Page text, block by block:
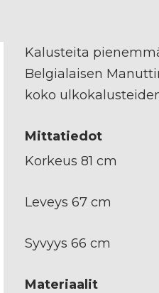
Kalusteita
Belgialaisen
koko
Mittatiedot
Korkeus 81 cm
Leveys 67 cm
Syvyys 66 cm
Materiaalit